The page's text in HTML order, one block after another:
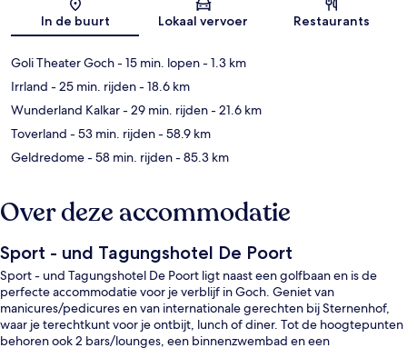
Kaart
In de buurt Lokaal vervoer Restaurants
Goli Theater Goch- 15 min. lopen- 1.3 km
Irrland - 25 min. rijden- 18.6 km
Wunderland Kalkar- 29 min. rijden- 21.6 km
Toverland - 53 min. rijden- 58.9 km
Geldredome- 58 min. rijden- 85.3 km
Over deze accommodatie
Sport - und Tagungshotel De Poort
Sport - und Tagungshotel De Poort ligt naast een golfbaan en is de
perfecte accommodatie voor je verblijf in Goch. Geniet van
manicures/pedicures en van internationale gerechten bij Sternenhof,
waar je terechtkunt voor je ontbijt, lunch of diner. Tot de hoogtepunten
behoren ook 2 bars/lounges, een binnenzwembad en een